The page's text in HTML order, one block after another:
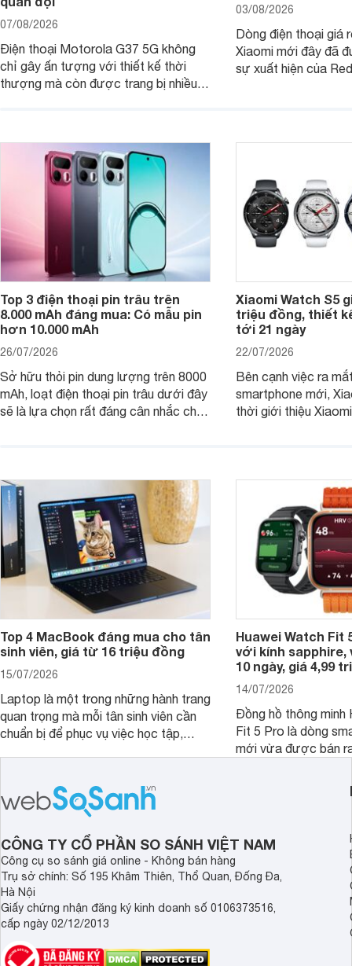
07/08/2026
Điện thoại Motorola G37 5G không
chỉ gây ấn tượng với thiết kế thời
thượng mà còn được trang bị nhiều
03/08/2026
Dòng điện thoại giá
Xiaomi mới đây đã
sự xuất hiện của
Top 3 điện thoại pin trâu trên
8.000 mAh đáng mua: Có mẫu pin
hơn 10.000 mAh
26/07/2026
Sở hữu thỏi pin dung lượng trên 8000
mAh, loạt điện thoại pin trâu dưới đây
sẽ là lựa chọn rất đáng cân nhắc cho
Xiaomi Watch S5
triệu đồng, thiết
tới 21 ngày
22/07/2026
Bên cạnh việc ra
smartphone mới,
thời giới thiệu
Top 4 MacBook đáng mua cho tân
sinh viên, giá từ 16 triệu đồng
15/07/2026
Laptop là một trong những hành trang
quan trọng mà mỗi tân sinh viên cần
chuẩn bị để phục vụ việc học tập,
năng ổn định, bền bỉ cùng mức giá dễ
tiếp cận, dưới đây là những mẫu
MacBook đáng cân nhắc dành cho
tân sinh viên.
Huawei Watch Fit
với kính sapphire,
10 ngày, giá 4,99
14/07/2026
Đồng hồ thông minh
Fit 5 Pro là dòng
mới vừa được bán
huy thế mạnh từ
thiết kế thời thượng
CÔNG TY CỔ PHẦN SO SÁNH VIỆT NAM
Công cụ so sánh giá online - Không bán hàng
Trụ sở chính: Số 195 Khâm Thiên, Thổ Quan, Đống Đa,
Hà Nội
Giấy chứng nhận đăng ký kinh doanh số 0106373516,
cấp ngày 02/12/2013